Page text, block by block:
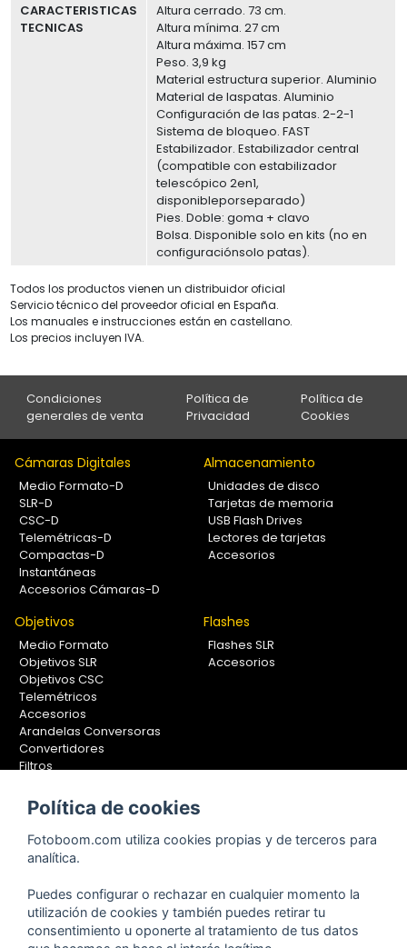
CARACTERISTICAS
TECNICAS
Altura cerrado. 73 cm.
Altura mínima. 27 cm
Altura máxima. 157 cm
Peso. 3,9 kg
Material estructura superior. Aluminio
Material de laspatas. Aluminio
Configuración de las patas. 2-2-1
Sistema de bloqueo. FAST
Estabilizador. Estabilizador central
(compatible con estabilizador
telescópico 2en1,
disponibleporseparado)
Pies. Doble: goma + clavo
Bolsa. Disponible solo en kits (no en
configuraciónsolo patas).
Todos los productos vienen un distribuidor oficial
Servicio técnico del proveedor oficial en España.
Los manuales e instrucciones están en castellano.
Los precios incluyen IVA.
Condiciones
generales de venta
Política de
Privacidad
Política de
Cookies
Cámaras Digitales
Medio Formato-D
SLR-D
CSC-D
Telemétricas-D
Compactas-D
Instantáneas
Accesorios Cámaras-D
Almacenamiento
Unidades de disco
Tarjetas de memoria
USB Flash Drives
Lectores de tarjetas
Accesorios
Objetivos
Medio Formato
Objetivos SLR
Objetivos CSC
Telemétricos
Accesorios
Arandelas Conversoras
Convertidores
Filtros
Calibradores
Flashes
Flashes SLR
Accesorios
Soportes Fotografía
Monopiés
Trípodes
Kit Completos
Accesorios
Política de cookies
Fotoboom.com utiliza cookies propias y de terceros para
analítica.
Puedes configurar o rechazar en cualquier momento la
utilización de cookies y también puedes retirar tu
consentimiento u oponerte al tratamiento de tus datos